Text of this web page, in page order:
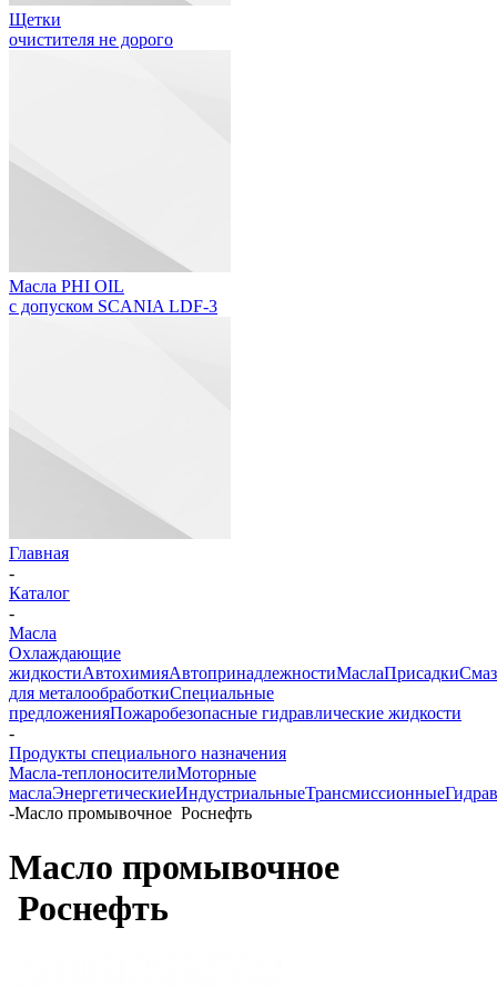
Щетки
очистителя не дорого
Масла PHI OIL
с допуском SCANIA LDF-3
Главная
-
Каталог
-
Масла
Охлаждающие
жидкостиАвтохимияАвтопринадлежностиМаслаПрисадки
для металообработкиСпециальные
предложенияПожаробезопасные гидравлические жидкости
-
Продукты специального назначения
Масла-теплоносителиМоторные
маслаЭнергетическиеИндустриальныеТрансмиссионные
-Масло промывочное Роснефть
Масло промывочное
Роснефть